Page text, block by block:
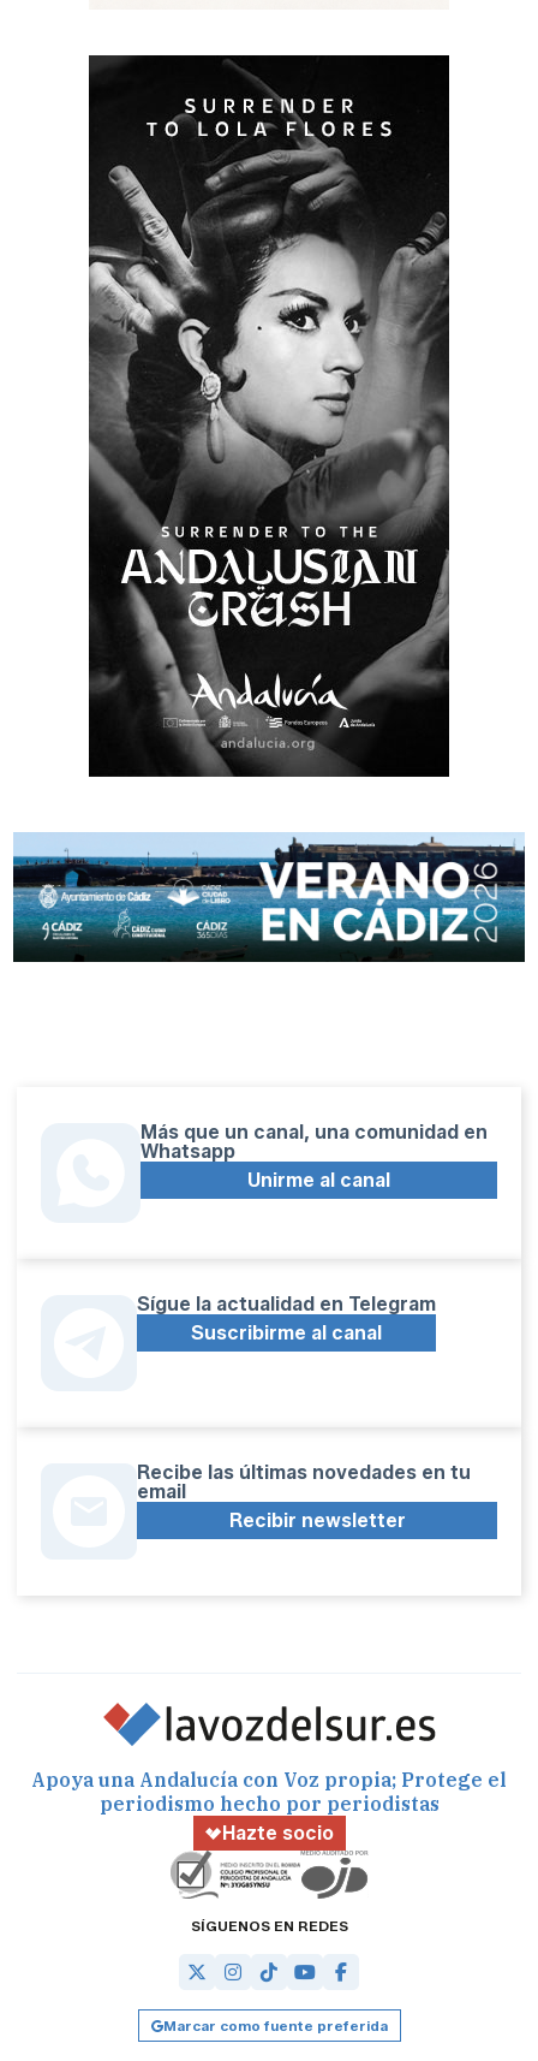
Más que un canal, una comunidad en
Whatsapp
Unirme al canal
Sígue la actualidad en Telegram
Suscribirme al canal
Recibe las últimas novedades en tu
email
Recibir newsletter
Apoya una Andalucía con Voz propia; Protege el
periodismo hecho por periodistas
Hazte socio
SÍGUENOS EN REDES
Marcar como fuente preferida